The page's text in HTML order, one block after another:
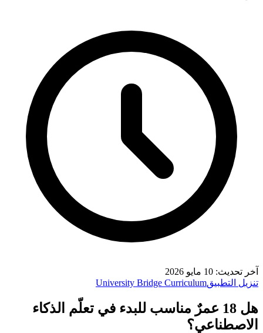
آخر تحديث: 10 مايو 2026
تنزيل التطبيقUniversity Bridge Curriculum
هل 18 عمرٌ مناسب للبدء في تعلّم الذكاء
الاصطناعي؟